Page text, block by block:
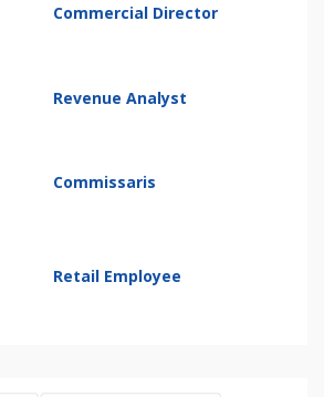
Commercial Director
Revenue Analyst
Commissaris
Retail Employee